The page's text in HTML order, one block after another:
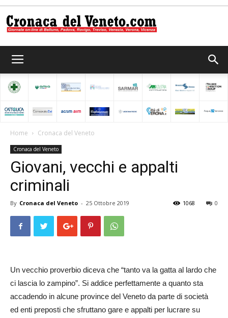
del
Home Cronaca del Veneto
Cronaca del Veneto
Giovani, vecchi e appalti
criminali
By Cronaca del Veneto - 25 Ottobre 2019 0
1068
Un vecchio proverbio diceva che “tanto va la gatta al lardo che
ci lascia lo zampino”. Si addice perfettamente a quanto sta
accadendo in alcune province del Veneto da parte di società
ed enti preposti che sfruttano gare e appalti per lucrare su